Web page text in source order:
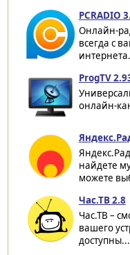
PCRADIO
Онлайн-
всегда с
ProgTV
онлайн-
найдете
можете
Час.ТВ 2.8
Час.ТВ –
вашего
доступны...